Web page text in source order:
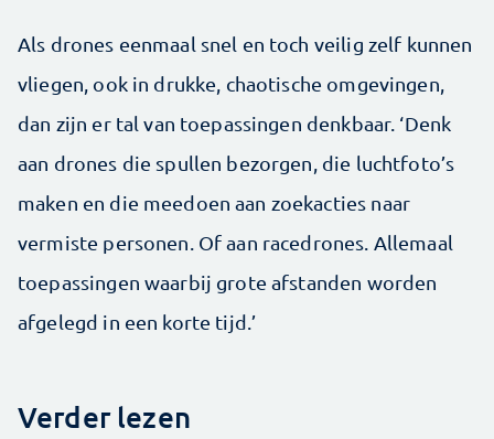
Als drones eenmaal snel en toch veilig zelf kunnen
vliegen, ook in drukke, chaotische omgevingen,
dan zijn er tal van toepassingen denkbaar. ‘Denk
aan drones die spullen bezorgen, die luchtfoto’s
maken en die meedoen aan zoekacties naar
vermiste personen. Of aan racedrones. Allemaal
toepassingen waarbij grote afstanden worden
afgelegd in een korte tijd.’
Verder lezen